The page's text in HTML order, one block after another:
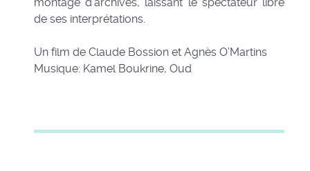
montage d’archives, laissant le spectateur libre
de ses interprétations.
Un film de Claude Bossion et Agnès O’Martins
Musique: Kamel Boukrine, Oud